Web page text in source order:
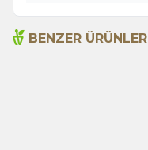
BENZER ÜRÜNLER